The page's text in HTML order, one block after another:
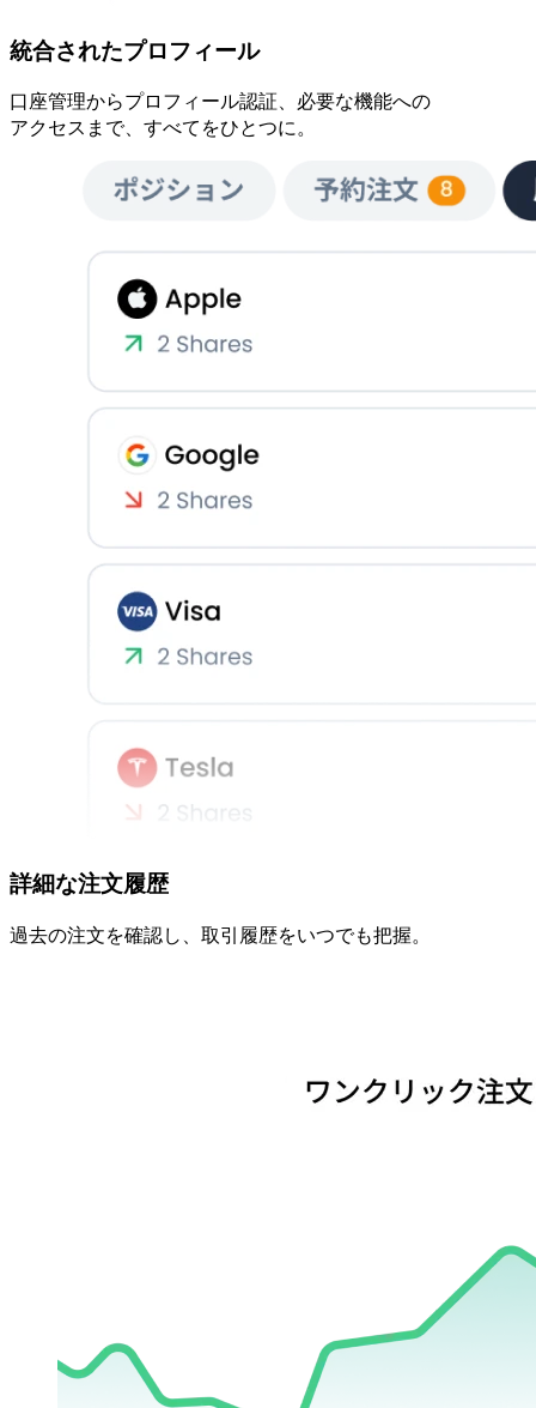
統合されたプロフィール
口座管理からプロフィール認証、 必要な機能への
アクセスまで、 すべてをひとつに。
詳細な注文履歴
過去の注文を確認し、 取引履歴をいつでも把握。